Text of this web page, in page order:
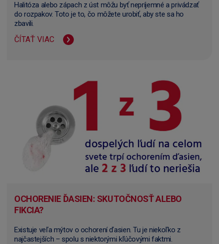
Halitóza alebo zápach z úst môžu byť nepríjemné a privádzať
do rozpakov. Toto je to, čo môžete urobiť, aby ste sa ho
zbavili.
ČÍTAŤ VIAC
OCHORENIE ĎASIEN: SKUTOČNOSŤ ALEBO
FIKCIA?
Existuje veľa mýtov o ochorení ďasien. Tu je niekoľko z
najčastejších – spolu s niektorými kľúčovými faktmi.